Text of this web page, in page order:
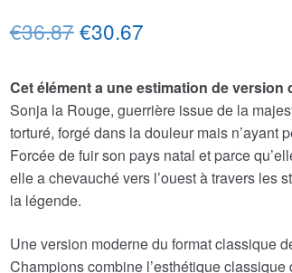
€36.87Le
initial
était :
€36.87.
€30.67Le
actuel
est :
€30.67.
Cet élément a une estimation de
Sonja la Rouge, guerrière issue de la
torturé, forgé dans la douleur mais n’ayant
Forcée de fuir son pays natal et parce
elle a chevauché vers l’ouest à travers les
la légende.
Une version moderne du format classique
Champions combine l’esthétique